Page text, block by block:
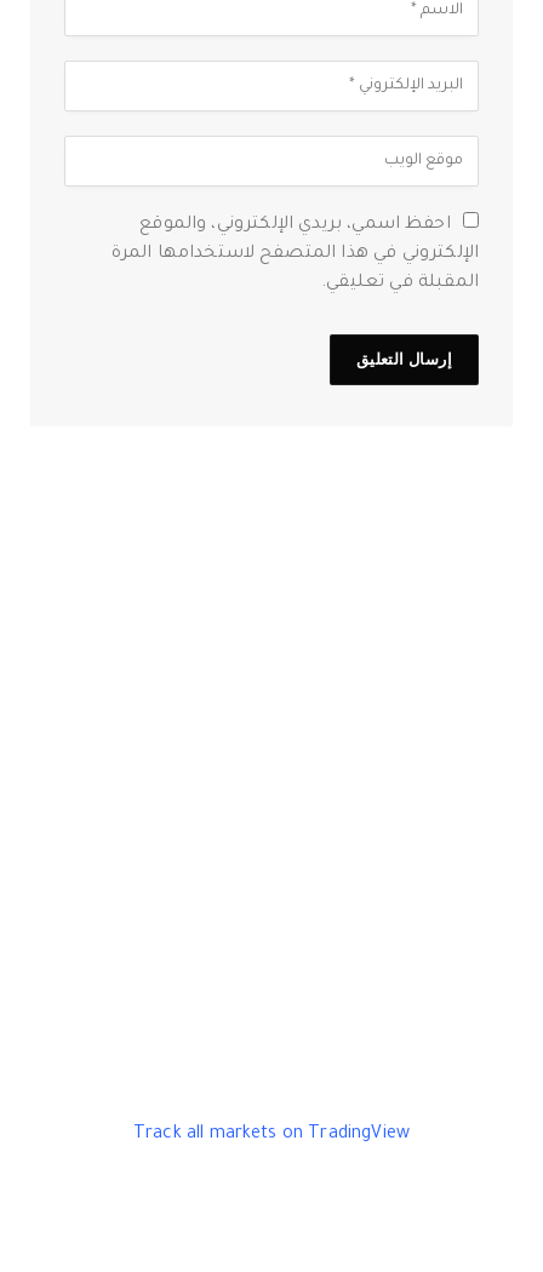
احفظ اسمي، بريدي الإلكتروني، والموقع
الإلكتروني في هذا المتصفح لاستخدامها المرة
المقبلة في تعليقي.
Track all markets on TradingView